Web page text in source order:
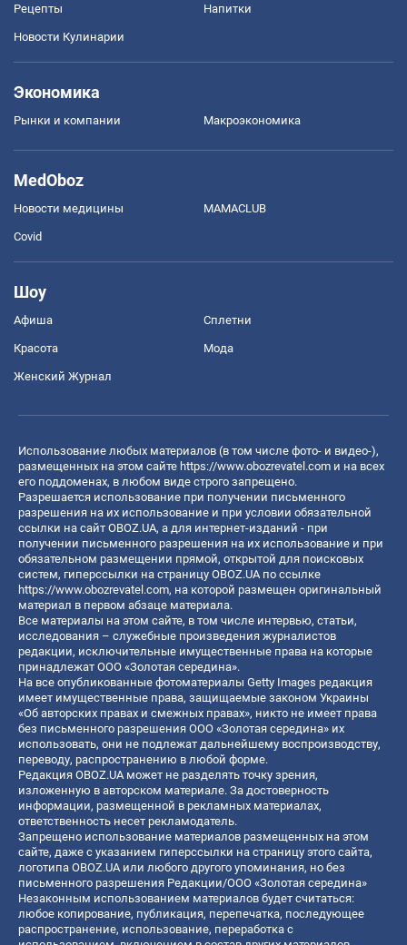
Рецепты Напитки
Новости Кулинарии
Экономика
Рынки и компании Mакроэкономика
MedOboz
Новости медицины MAMACLUB
Covid
Шоу
Афиша Сплетни
Красота Мода
Женский Журнал
Использование любых материалов (в том числе фото- и видео-),
размещенных на этом сайте https://www.obozrevatel.com и на всех
его поддоменах, в любом виде строго запрещено.
Разрешается использование при получении письменного
разрешения на их использование и при условии обязательной
ссылки на сайт OBOZ.UA, а для интернет-изданий - при
получении письменного разрешения на их использование и при
обязательном размещении прямой, открытой для поисковых
систем, гиперссылки на страницу OBOZ.UA по ссылке
https://www.obozrevatel.com, на которой размещен оригинальный
материал в первом абзаце материала.
Все материалы на этом сайте, в том числе интервью, статьи,
исследования – служебные произведения журналистов
редакции, исключительные имущественные права на которые
принадлежат ООО «Золотая середина».
На все опубликованные фотоматериалы Getty Images редакция
имеет имущественные права, защищаемые законом Украины
«Об авторских правах и смежных правах», никто не имеет права
без письменного разрешения ООО «Золотая середина» их
использовать, они не подлежат дальнейшему воспроизводству,
переводу, распространению в любой форме.
Редакция OBOZ.UA может не разделять точку зрения,
изложенную в авторском материале. За достоверность
информации, размещенной в рекламных материалах,
ответственность несет рекламодатель.
Запрещено использование материалов размещенных на этом
сайте, даже с указанием гиперссылки на страницу этого сайта,
логотипа OBOZ.UA или любого другого упоминания, но без
письменного разрешения Редакции/ООО «Золотая середина»
Незаконным использованием материалов будет считаться:
любое копирование, публикация, перепечатка, последующее
распространение, использование, переработка с